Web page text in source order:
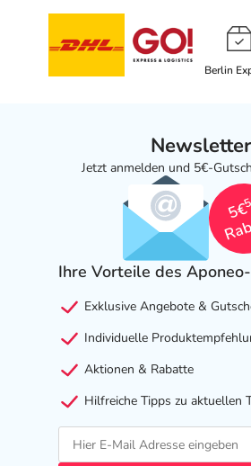
Berlin
Newsletter
Jetzt anmelden und 5€-
5€
5
Ihre Vorteile des
Exklusive Angebote &
Individuelle
Aktionen & Rabatte
Hilfreiche Tipps zu aktuellen